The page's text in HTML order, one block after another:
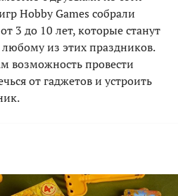
Hobby Games собрали
3 до 10 лет, которые станут
из этих праздников.
возможность провести
от гаджетов и устроить